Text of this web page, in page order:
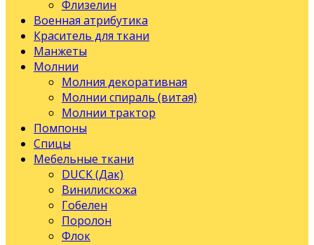
Флизелин
Военная атрибутика
Краситель для ткани
Манжеты
Молнии
Молния декоративная
Молнии спираль (витая)
Молнии трактор
Помпоны
Спицы
Мебельные ткани
DUCK (Дак)
Винилискожа
Гобелен
Поролон
Флок